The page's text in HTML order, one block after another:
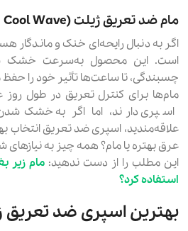
مام ضد تعریق ژیلت (Gillette Endurance Cool Wave)
اگر به دنبال رایحه‌ای خنک و ماندگار
است. این محصول به‌سرعت خشک
چسبندگی، تا ساعت‌ها تأثیر خود را حفظ
مام‌ها برای کنترل تعریق در طول
اسپری دارند، اما اگر به
علاقه‌مندید، اسپری ضد تعریق
عرق بهتره یا مام؟ همه چیز به نیازهای
این مطلب را از دست ندهید: مام زیر
استفاده کرد؟
بهترین اسپری ضد تعریق